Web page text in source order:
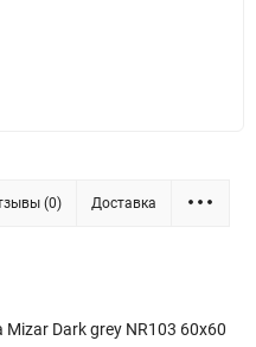
(0) Доставка
Dark grey NR103 60x60